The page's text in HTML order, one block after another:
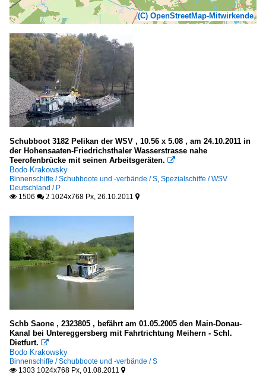
(C) OpenStreetMap-Mitwirkende
Schubboot 3182 Pelikan der WSV , 10.56 x 5.08 , am 24.10.2011 in
der Hohensaaten-Friedrichsthaler Wasserstrasse nahe
Teerofenbrücke mit seinen Arbeitsgeräten. 
Bodo Krakowsky
Binnenschiffe / Schubboote und -verbände / S, Spezialschiffe / WSV
Deutschland / P
 1506  2 1024x768 Px, 26.10.2011 
Schb Saone , 2323805 , befährt am 01.05.2005 den Main-Donau-
Kanal bei Untereggersberg mit Fahrtrichtung Meihern - Schl.
Dietfurt. 
Bodo Krakowsky
Binnenschiffe / Schubboote und -verbände / S
 1303 1024x768 Px, 01.08.2011 